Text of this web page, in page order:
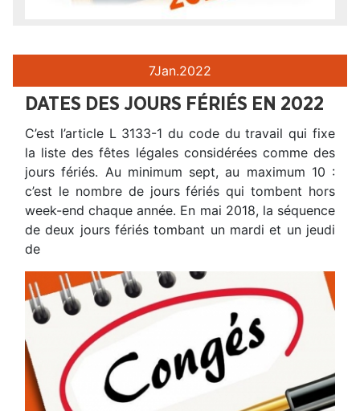
7Jan.2022
DATES DES JOURS FÉRIÉS EN 2022
C’est l’article L 3133-1 du code du travail qui fixe
la liste des fêtes légales considérées comme des
jours fériés. Au minimum sept, au maximum 10 :
c’est le nombre de jours fériés qui tombent hors
week-end chaque année. En mai 2018, la séquence
de deux jours fériés tombant un mardi et un jeudi
de